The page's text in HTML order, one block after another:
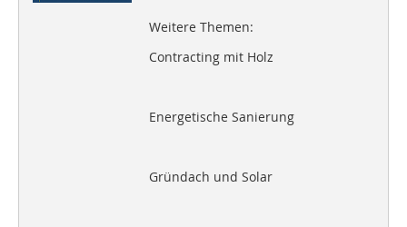
Weitere Themen:
Contracting mit Holz
Energetische Sanierung
Gründach und Solar